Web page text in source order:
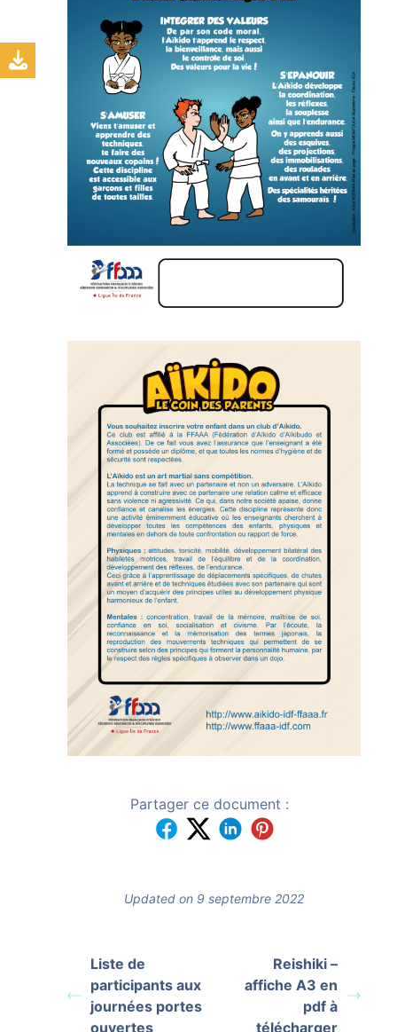
Partager ce document :
Updated on 9 septembre 2022
Liste de
participants aux
journées portes
ouvertes
Reishiki –
affiche A3 en
pdf à
télécharger